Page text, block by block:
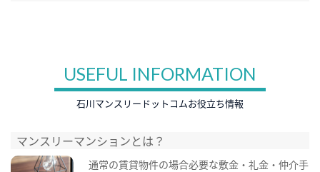
USEFUL INFORMATION
石川マンスリードットコムお役立ち情報
マンスリーマンションとは？
通常の賃貸物件の場合必要な敷金・礼金・仲介手